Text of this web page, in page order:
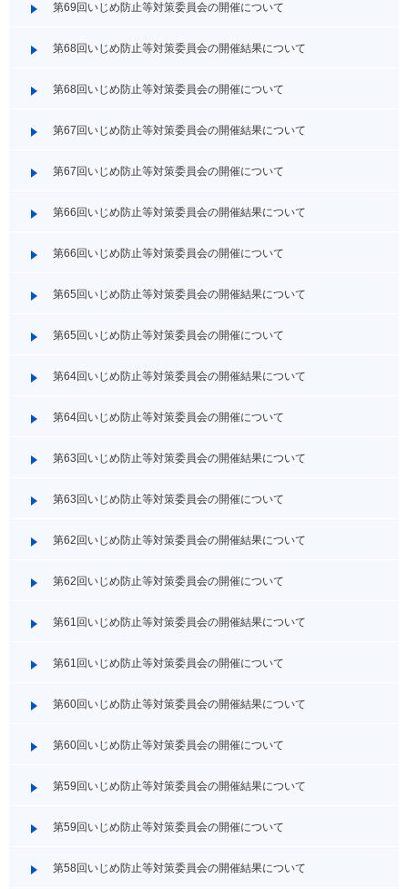
第69回いじめ防止等対策委員会の開催について
第68回いじめ防止等対策委員会の開催結果について
第68回いじめ防止等対策委員会の開催について
第67回いじめ防止等対策委員会の開催結果について
第67回いじめ防止等対策委員会の開催について
第66回いじめ防止等対策委員会の開催結果について
第66回いじめ防止等対策委員会の開催について
第65回いじめ防止等対策委員会の開催結果について
第65回いじめ防止等対策委員会の開催について
第64回いじめ防止等対策委員会の開催結果について
第64回いじめ防止等対策委員会の開催について
第63回いじめ防止等対策委員会の開催結果について
第63回いじめ防止等対策委員会の開催について
第62回いじめ防止等対策委員会の開催結果について
第62回いじめ防止等対策委員会の開催について
第61回いじめ防止等対策委員会の開催結果について
第61回いじめ防止等対策委員会の開催について
第60回いじめ防止等対策委員会の開催結果について
第60回いじめ防止等対策委員会の開催について
第59回いじめ防止等対策委員会の開催結果について
第59回いじめ防止等対策委員会の開催について
第58回いじめ防止等対策委員会の開催結果について